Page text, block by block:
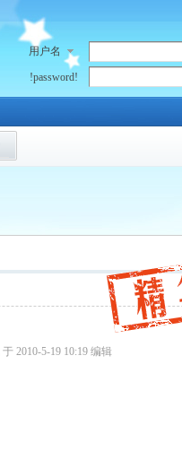
用户名
!password!
2010-5-19 10:19 编辑